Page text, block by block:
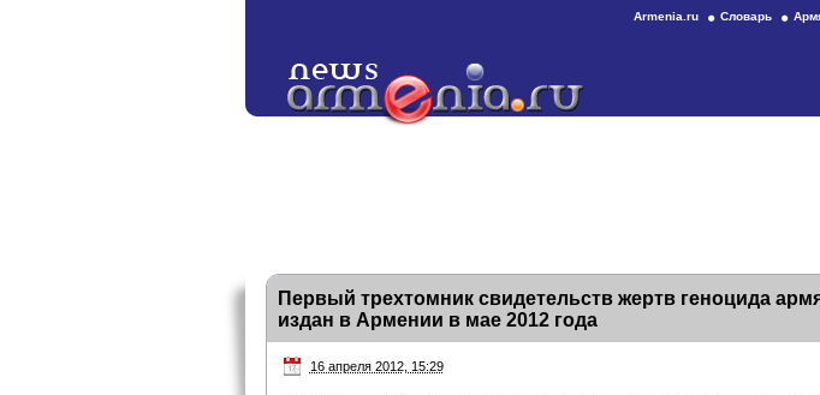
Armenia.ru Словарь
Первый трехтомник свидетельств жертв геноцида
издан в Армении в мае 2012 года
16 апреля 2012, 15:29